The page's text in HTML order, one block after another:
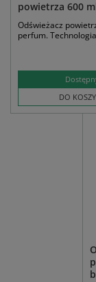
powietrza 600
Odświeżacz
perfum.
DO